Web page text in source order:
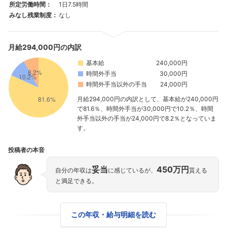
フォローしました
所定労働時間：
1日7.5時間
みなし残業制度： なし
月給294,000円の内訳
基本給
240,000円
時間外手当
30,000円
時間外手当以外の手当
24,000円
月給294,000円の内訳として、基本給が240,000円
で81.6％、時間外手当が30,000円で10.2％、時間
外手当以外の手当が24,000円で8.2％となっていま
す。
投稿者の本音
自分の年収は妥当に感じているが、 450万円 貰える
と満足できる。
この年収・給与明細を読む